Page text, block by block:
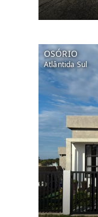
OSÓRIO
Atlântida Sul